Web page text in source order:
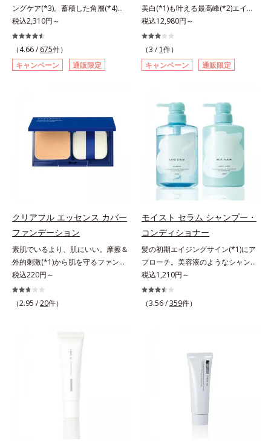
で、手軽においしくたんぱく質を摂
れます。*1 1杯分（約27g）当り。
コラーゲン含む。*2 ビタミンB1、
B2、B6、B12、ナイアシン、パン
トテン酸各商品の詳しい情報は商品
ページをご覧ください。・BEAUTY
ラ肌が長時間続きます。パウダータ
イプながら、SPF50+・PA++++。パ
ウダーならではの軽いつけごこち
で、日焼け止めが苦手な方にもおす
すめです。水や汗に強いスーパーウ
ォータープルーフ(*4)だから、レジ
合＝セミマット肌を叶える球状と板
状の粉体*2 シリカ6種類、セルロー
ス*3 シリカ配合＝皮脂を吸着する
粉体*4 化粧持ち性能
ングケア(*3)。蓄積した角層(*4)を
絡めとりくすみ(*5)を晴らす高密着
マイルドピーリング(*6)洗顔料。ハ
リも透明感(*7)も結果主義。年齢サ
イン(*8)の因子に着目した肌科学エ
イジングケア(*3)シリーズ。オルビ
原因に着目。加齢とともに現れる年
齢サインについて研究を進めたとこ
ろ、弾力感のない状態である「ハリ
のなさ」や、くすみ(*5)などが現れ
美容成分(*9)として「G.D.F.アクテ
ィベーター(*10)」を配合。そし
て、従来から配合している美白(*1)
有効成分「トラネキサム酸」を配合
しました。さらに、シリーズ共通の
美容成分「GLルートブースター
(*11)」を配合することで、肌のふ
アが叶うシリーズに。3ステップで
上向き(*12)のハリと透明感を。効
果的なシナジー設計で、あなたのエ
イジングケアを応援します。*1 メ
ラニンの生成を抑え、シミ・ソバカ
と*4 剥がれずに肌に蓄積した古い
税込2,310円～
（4.66 / 675件）
キャンペーン
通販限定
美白(*1)も叶える最高峰(*2)エイジ
ングケア(*3)。ハリも透明感(*4)も
結果主義。年齢サイン(*5)の因子に
着目した肌科学エイジングケア(*3)
シリーズ。オルビスユー ドットシ
リーズは、年齢による肌悩み一つ一
とともに現れる年齢サイン(*5)につ
いて研究を進めたところ、弾力感の
ない状態である「ハリのなさ」や、
くすみ(*6)などが現れている状態で
ある「透明感のなさ」が現れること
で大人の肌印象に大きな影響を与え
ていることが分かりました。そこで
オルビスユー ドットシリーズは美
容成分(*7)として「G.D.F.アクティ
ベーター(*8)」を配合。そして、従
来から配合している美白有効成分
「トラネキサム酸」を配合しまし
た。さらに、シリーズ共通の美容成
分(*7)「GLルートブースター(*9)」
を配合することで、肌のふっくら感
や透明感を叶えます。美白ケアしな
シナジー設計で、あなたのエイジン
グケアを応援します。*1 メラニン
の生成を抑え、シミ・ソバカスを防
ぐ（ウォッシュ除く）*2 オルビス
内スキンケアシリーズの保湿力*3
年齢に応じたお手入れのこと*4 う
るおいによる*5 乾燥、ハリ・ツヤ
税込12,980円～
（3 / 1件）
キャンペーン
通販限定
クリアフル エッセンス カバー
ファンデーション
素肌でいるより、肌にいい。摩擦＆
外的刺激(*1)から肌を守るファンデ
ーション。肌荒れやニキビがある
と、ファンデーションを塗っていい
か悩むもの。とはいえ、素肌のまま
れしやすい、ニキビができやすい人
こそ、肌負担が少ない低刺激設計の
ファンデーションで守るのがベス
ト。「クリアフル エッセンス カバ
ー ファンデーション」は紫外線吸
ことを考えた設計。さらに美容成分
税込220円～
（2.95 /20件）
モイスト セラム シャンプー・
コンディショナー
髪の初期エイジングサイン(*1)にア
プローチ。美容液のようなシャンプ
ー＆コンディショナーで触れていた
くなるうるツヤ髪へ。「髪のうねり
が気になる」「乾燥してパサつく」
トセラムシリーズ。まるでスキンケ
アアイテムのように美容液成分(*2)
を6つも配合。保水してうるおいを
逃さない成分と、深く浸透してうる
おいで満たす成分で、髪も地肌も贅
沢にケアします。さらにうるおいを
行き渡らせる浸透力と、うるおいを
税込1,210円～
（3.56 /359件）